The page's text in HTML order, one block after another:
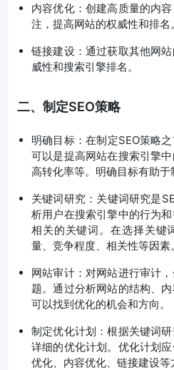
内容优化：创建高质量的内
注，提高网站的权威性和排名。
链接建设：通过获取其他网
威性和搜索引擎排名。
二、制定SEO策略
明确目标：在制定SEO策略
可以是提高网站在搜索引擎
高转化率等。明确目标有助于
关键词研究：关键词研究是
析用户在搜索引擎中的行为
相关的关键词。在选择关键
量、竞争程度、相关性等因素。
网站审计：对网站进行审计
题。通过分析网站的结构、
可以找到优化的机会和方向。
制定优化计划：根据关键词
详细的优化计划。优化计划
优化、内容优化、链接建设等